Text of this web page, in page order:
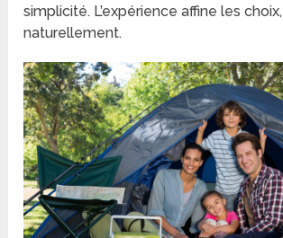
simplicité. L’expérience affine les choix,
naturellement.